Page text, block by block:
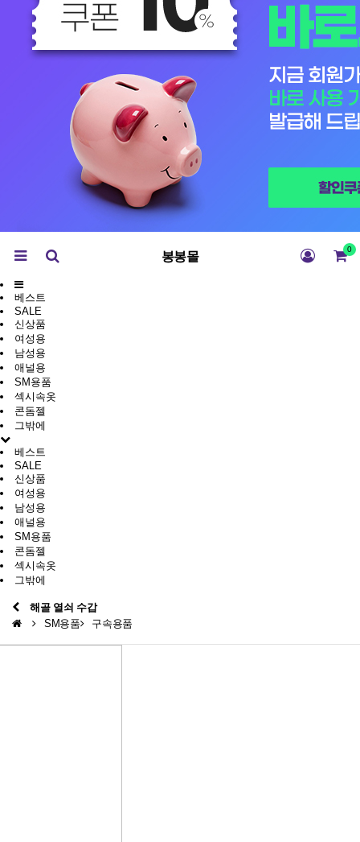
봉봉몰 0
베스트
SALE
신상품
여성용
남성용
애널용
SM용품
섹시속옷
콘돔젤
그밖에
베스트
SALE
신상품
여성용
남성용
애널용
SM용품
콘돔젤
섹시속옷
그밖에
해골 열쇠 수갑
SM용품
구속용품